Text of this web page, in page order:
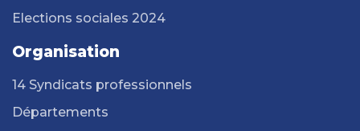
Elections sociales 2024
Organisation
14 Syndicats professionnels
Départements